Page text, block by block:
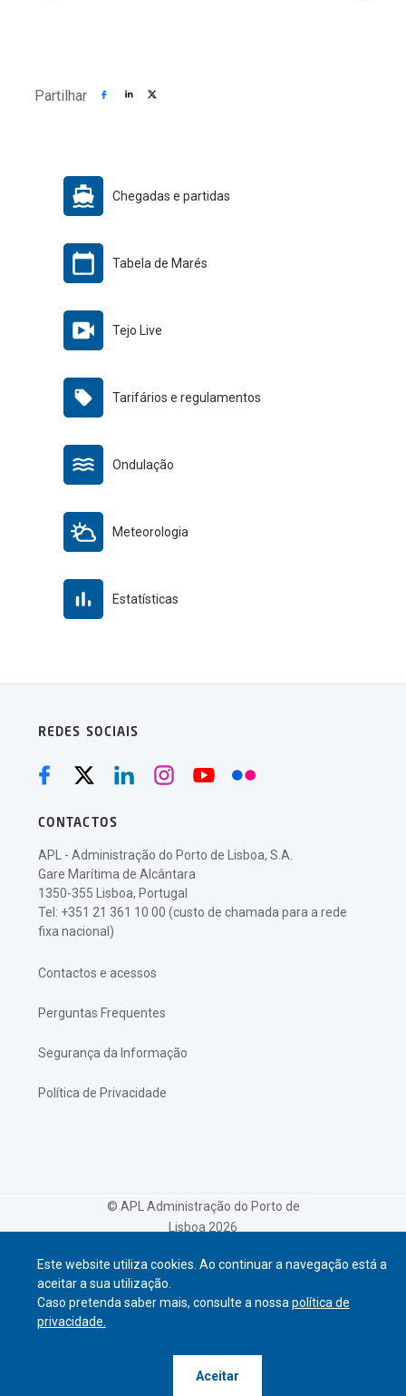
Este website utiliza cookies. Ao continuar a navegação está a
aceitar a sua utilização.
Caso pretenda saber mais, consulte a nossa política de
privacidade.
Aceitar
Partilhar
Chegadas e partidas
Tabela de Marés
Tejo Live
Tarifários e regulamentos
Ondulação
Meteorologia
Estatísticas
REDES SOCIAIS
CONTACTOS
APL - Administração do Porto de Lisboa, S.A.
Gare Marítima de Alcântara
1350-355 Lisboa, Portugal
Tel: +351 21 361 10 00 (custo de chamada para a rede
fixa nacional)
Contactos e acessos
Perguntas Frequentes
Segurança da Informação
Política de Privacidade
© APL Administração do Porto de
Lisboa 2026